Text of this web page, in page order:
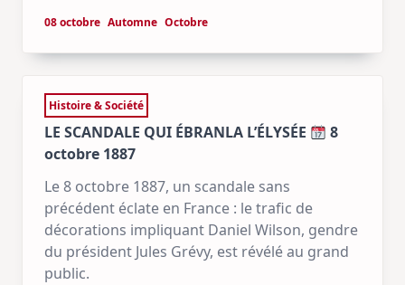
08 octobre Automne Octobre
Histoire & Société
LE SCANDALE QUI ÉBRANLA L’ÉLYSÉE
8
octobre 1887
Le 8 octobre 1887, un scandale sans
précédent éclate en France : le trafic de
décorations impliquant Daniel Wilson, gendre
du président Jules Grévy, est révélé au grand
public.